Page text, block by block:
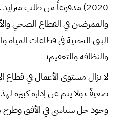
2020) مدفوعاً من طلب متزايد
والممرضين في القطاع الصحي
البنى التحتية في قطاعات
والنظافة والتعقيم؛
لا يزال مستوى الأعمال في قطاع
ضعيفٌ ولا ينم عن إدارة كبيرة
وجود حل سياسي في الأفق وطرح